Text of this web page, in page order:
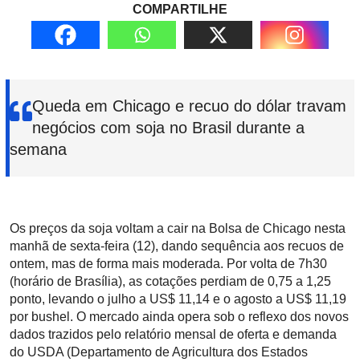
COMPARTILHE
Queda em Chicago e recuo do dólar travam
negócios com soja no Brasil durante a
semana
Os preços da soja voltam a cair na Bolsa de Chicago nesta
manhã de sexta-feira (12), dando sequência aos recuos de
ontem, mas de forma mais moderada. Por volta de 7h30
(horário de Brasília), as cotações perdiam de 0,75 a 1,25
ponto, levando o julho a US$ 11,14 e o agosto a US$ 11,19
por bushel. O mercado ainda opera sob o reflexo dos novos
dados trazidos pelo relatório mensal de oferta e demanda
do USDA (Departamento de Agricultura dos Estados